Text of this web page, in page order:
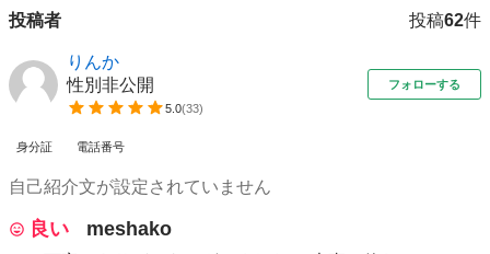
投稿者 投稿62件
りんか
性別非公開
5.0(33)
フォローする
身分証 電話番号
自己紹介文が設定されていません
良い meshako